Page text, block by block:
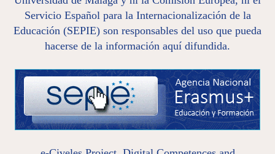
Servicio Español para la Internacionalización de la
Educación (SEPIE) son responsables del uso que pueda
hacerse de la información aquí difundida.